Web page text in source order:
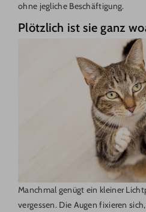
ohne jegliche Beschäftigung.
Plötzlich ist sie ganz
Manchmal genügt ein kleiner
vergessen. Die Augen fixieren